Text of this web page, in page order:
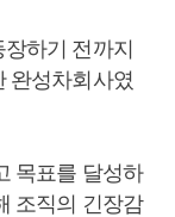
하기 전까지
완성차회사였
목표를 달성하
조직의 긴장감